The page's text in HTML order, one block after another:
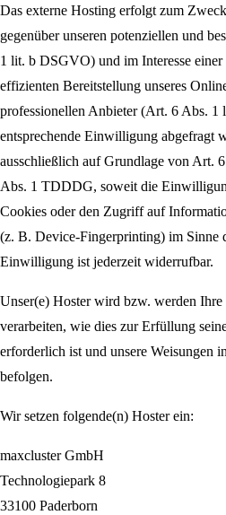
Das externe Hosting erfolgt zum
gegenüber unseren potenziellen und
1 lit. b DSGVO) und im Interesse einer
effizienten Bereitstellung unseres
professionellen Anbieter (Art. 6 Abs.
entsprechende Einwilligung abgefragt
ausschließlich auf Grundlage von Art.
Abs. 1 TDDDG, soweit die
Cookies oder den Zugriff auf
(z. B. Device-Fingerprinting) im Sinne
Einwilligung ist jederzeit widerrufbar.
Unser(e) Hoster wird bzw. werden
verarbeiten, wie dies zur Erfüllung
erforderlich ist und unsere Weisungen
befolgen.
Wir setzen folgende(n) Hoster ein:
maxcluster GmbH
Technologiepark 8
33100 Paderborn